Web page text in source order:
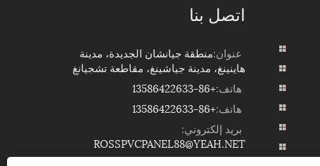
اتصل بنا
عنوان:منطقة جيانشان الجديدة، مدينة
هاينينغ، مدينة جياشينغ، مقاطعة تشجيانغ
هاتف:+86-13586422633
هاتف:+86-13586422633
بريد إلكتروني:
ROSSPVCPANEL88@YEAH.NET